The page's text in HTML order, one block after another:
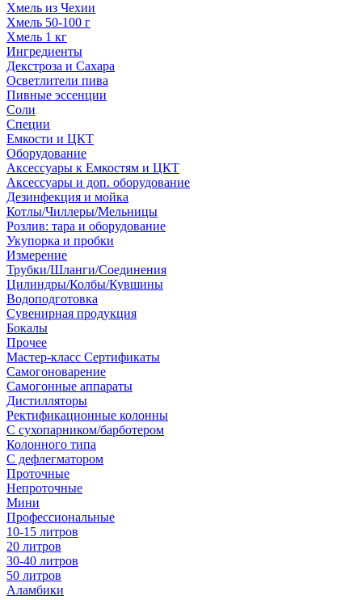
Хмель из Чехии
Хмель 50-100 г
Хмель 1 кг
Ингредиенты
Декстроза и Сахара
Осветлители пива
Пивные эссенции
Соли
Специи
Емкости и ЦКТ
Оборудование
Аксессуары к Емкостям и ЦКТ
Аксессуары и доп. оборудование
Дезинфекция и мойка
Котлы/Чиллеры/Мельницы
Розлив: тара и оборудование
Укупорка и пробки
Измерение
Трубки/Шланги/Соединения
Цилиндры/Колбы/Кувшины
Водоподготовка
Сувенирная продукция
Бокалы
Прочее
Мастер-класс Сертификаты
Самогоноварение
Самогонные аппараты
Дистилляторы
Ректификационные колонны
С сухопарником/барботером
Колонного типа
С дефлегматором
Проточные
Непроточные
Мини
Профессиональные
10-15 литров
20 литров
30-40 литров
50 литров
Аламбики